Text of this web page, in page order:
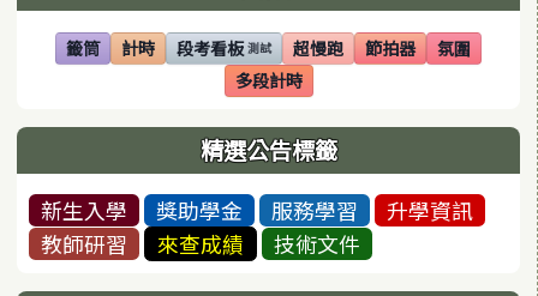
籤筒
(另開視窗)
計時
(另開視窗)段考看板 測試
(另開視窗) 超慢跑
(另開視窗)節拍器
(另開視窗)氛圍
(另開視窗)
多段計時
(另開視窗)
精選公告標籤
新生入學 獎助學金 服務學習
升學資訊
教師研習
來查成績 技術文件